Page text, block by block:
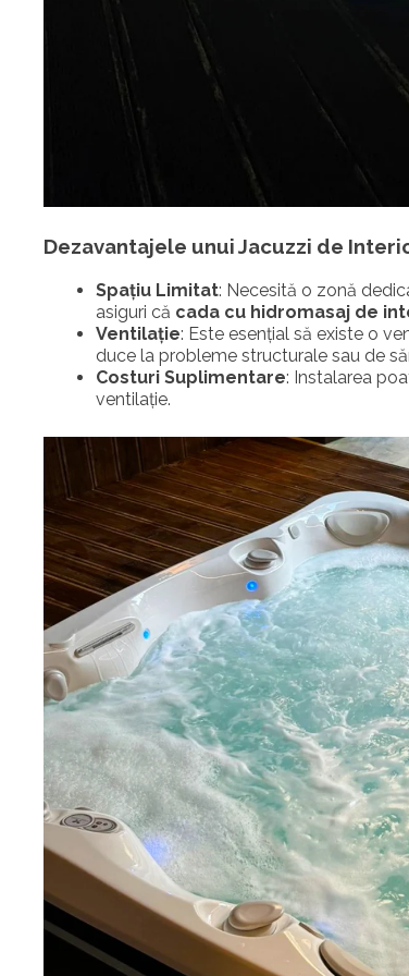
Dezavantajele unui Jacuzzi de
Spațiu Limitat: Necesită o zonă
asiguri că cada cu hidromasaj de
Ventilație: Este esențial să existe o
duce la probleme structurale sau de
Costuri Suplimentare: Instalarea
ventilație.